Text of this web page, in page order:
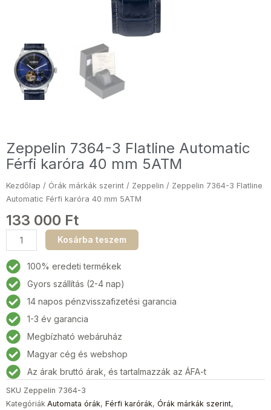
Zeppelin 7364-3 Flatline Automatic
Férfi karóra 40 mm 5ATM
Kezdőlap / Órák márkák szerint / Zeppelin / Zeppelin 7364-3 Flatline
Automatic Férfi karóra 40 mm 5ATM
133 000 Ft
Zeppelin
7364-
3
Flatline
Automatic
Férfi
karóra
40
mm
5ATM
mennyiség
Kosárba teszem
100% eredeti termékek
Gyors szállítás (2-4 nap)
14 napos pénzvisszafizetési garancia
1-3 év garancia
Megbízható webáruház
Magyar cég és webshop
Az árak bruttó árak, és tartalmazzák az ÁFA-t
SKU Zeppelin 7364-3
Kategóriák Automata órák, Férfi karórák, Órák márkák szerint,